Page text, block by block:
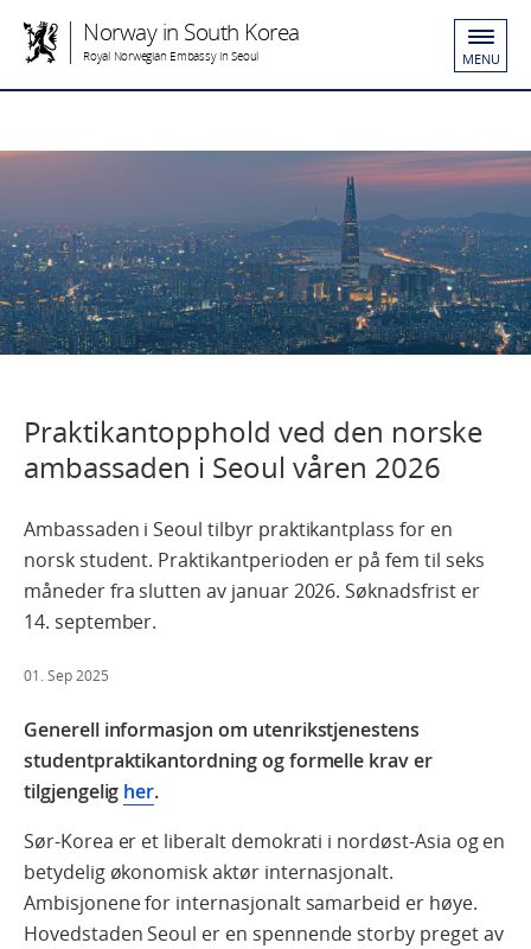
Norway in South Korea
Royal Norwegian Embassy in Seoul MENU
Praktikantopphold ved den norske
ambassaden i Seoul våren 2026
Ambassaden i Seoul tilbyr praktikantplass for en
norsk student. Praktikantperioden er på fem til seks
måneder fra slutten av januar 2026. Søknadsfrist er
14. september.
01. Sep 2025
Generell informasjon om utenrikstjenestens
studentpraktikantordning og formelle krav er
tilgjengelig her.
Sør-Korea er et liberalt demokrati i nordøst-Asia og en
betydelig økonomisk aktør internasjonalt.
Ambisjonene for internasjonalt samarbeid er høye.
Hovedstaden Seoul er en spennende storby preget av